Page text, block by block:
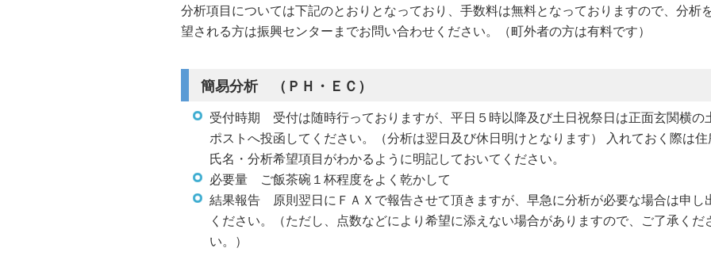
分析項目については下記のとおりとなっており、手数料は無料となっておりますので、分析
望される方は振興センターまでお問い合わせください。（町外者の方は有料です）
簡易分析 （ＰＨ・ＥＣ）
受付時期 受付は随時行っておりますが、平日５時以降及び土日祝祭日は正面玄関横の
ポストへ投函してください。（分析は翌日及び休日明けとなります） 入れておく際は住
氏名・分析希望項目がわかるように明記しておいてください。
必要量 ご飯茶碗１杯程度をよく乾かして
結果報告 原則翌日にＦＡＸで報告させて頂きますが、早急に分析が必要な場合は申し
ください。（ただし、点数などにより希望に添えない場合がありますので、ご了承くだ
い。）